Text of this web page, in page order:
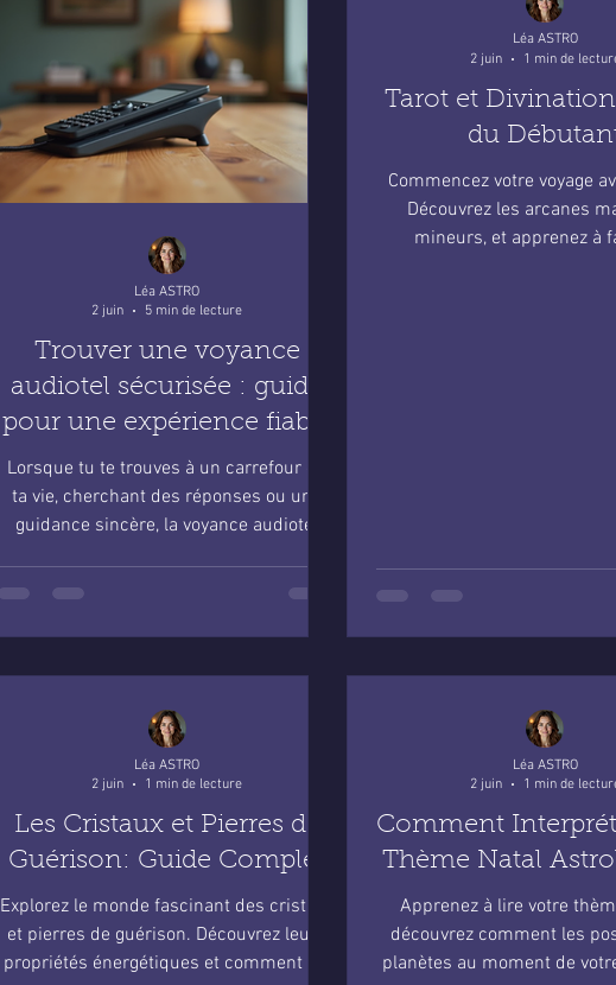
Trouver une voyance
audiotel sécurisée : guide
pour une expérience fiable
et apaisante
Lorsque tu te trouves à un carrefour de
ta vie, cherchant des réponses ou une
guidance sincère, la voyance audiotel
pas. Pourtant, dans cet univers où les
audiotel fiable et sécurisée, afin que
cette expérience soit non seulement
enrichissante, mais aussi protégée
contre les déceptions et les mauvais
Léa ASTRO
2 juin
5 min de lecture
Tarot et
du
Commencez votre voyage
Découvrez les arcanes
mineurs, et apprenez à
Léa ASTRO
2 juin
1 min de
Les Cristaux et Pierres de
Guérison: Guide Complet
Explorez le monde fascinant des cristaux
et pierres de guérison. Découvrez leurs
propriétés énergétiques et comment les
Léa ASTRO
2 juin
1 min de lecture
Comment
Thème Natal
Apprenez à lire votre
découvrez comment les
planètes au moment de
Léa ASTRO
2 juin
1 min de